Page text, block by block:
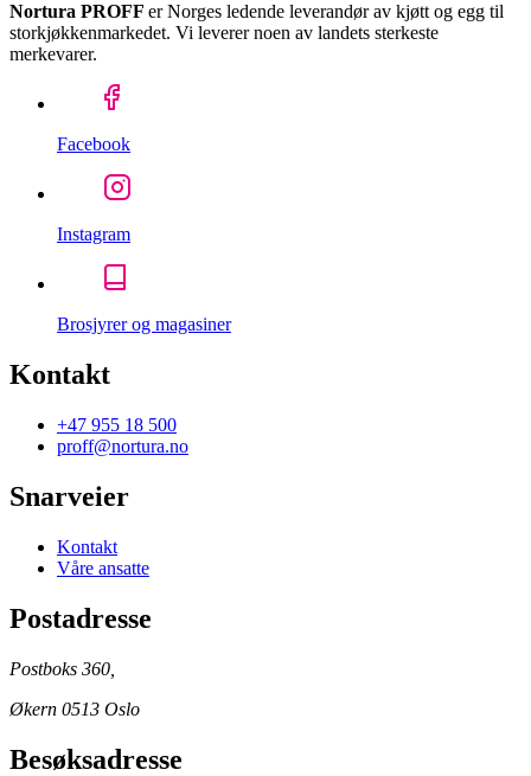
Nortura PROFF er Norges ledende leverandør av kjøtt og egg til
storkjøkkenmarkedet. Vi leverer noen av landets sterkeste
merkevarer.
Facebook
Instagram
Brosjyrer og magasiner
Kontakt
+47 955 18 500
proff@nortura.no
Snarveier
Kontakt
Våre ansatte
Postadresse
Postboks 360,
Økern 0513 Oslo
Besøksadresse